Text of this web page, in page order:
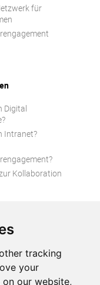
tracking
your
our website,
für
Digital
Intranet?
Kollaboration